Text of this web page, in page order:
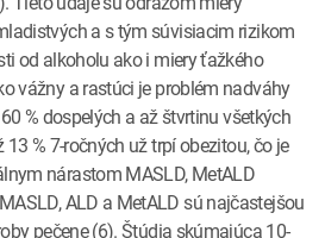
a s tým súvisiacim rizikom
od alkoholu ako i miery ťažkého
vážny a rastúci je problém nadváhy
% dospelých a až štvrtinu všetkých
% 7-ročných už trpí obezitou, čo je
nárastom MASLD, MetALD
ALD a MetALD sú najčastejšou
pečene (6). Štúdia skúmajúca 10-